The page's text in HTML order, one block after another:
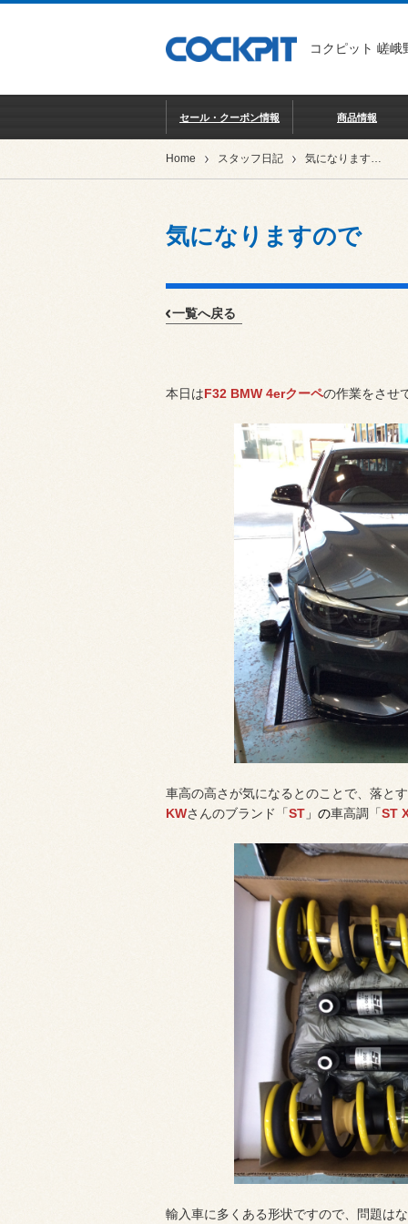
コクピット 嵯峨
セール・クーポン情報 商品情報
Home スタッフ日記 気になりますので
気になりますので
一覧へ戻る
本日はF32 BMW 4erクーペの作業をさせ
車高の高さが気になるとのことで、落と
KWさんのブランド「ST 」の車高調「ST
輸入車に多くある形状ですので、問題は